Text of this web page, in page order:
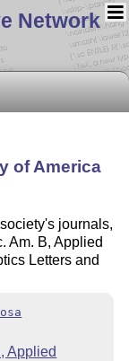
Network
of America
journals,
Am. B, Applied
Letters and
Applied